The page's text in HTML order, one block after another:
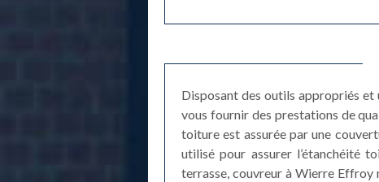
Disposant des outils appropriés
vous fournir des prestations de
toiture est assurée par une
utilisé pour assurer l’étanchéité
terrasse, couvreur à Wierre Effroy